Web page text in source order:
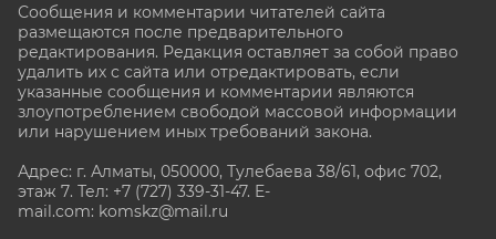
Сообщения и комментарии читателей сайта
размещаются после предварительного
редактирования. Редакция оставляет за собой право
удалить их с сайта или отредактировать, если
указанные сообщения и комментарии являются
злоупотреблением свободой массовой информации
или нарушением иных требований закона.
Адрес: г. Алматы, 050000, Тулебаева 38/61, офис 702,
этаж 7. Тел: +7 (727) 339-31-47. E-
mail.com: komskz@mail.ru